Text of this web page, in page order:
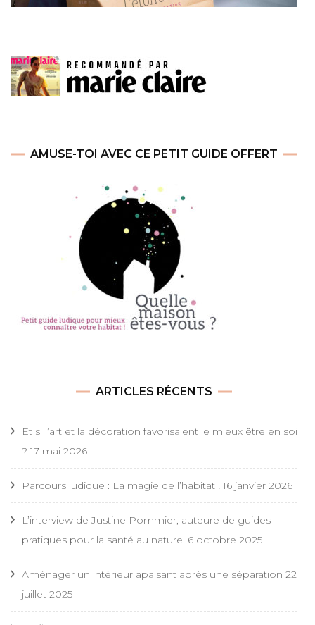
AMUSE-TOI AVEC CE PETIT GUIDE OFFERT
ARTICLES RÉCENTS
Et si l’art et la décoration favorisaient le mieux être en soi
? 17 mai 2026
Parcours ludique : La magie de l’habitat ! 16 janvier 2026
L’interview de Justine Pommier, auteure de guides
pratiques pour la santé au naturel 6 octobre 2025
Aménager un intérieur apaisant après une séparation 22
juillet 2025